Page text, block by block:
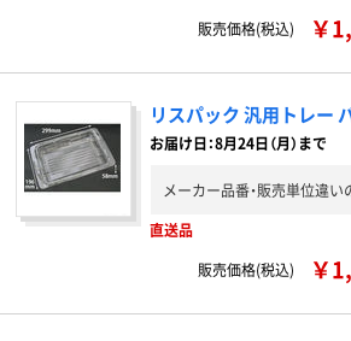
販売価格(税込)
￥
リスパック 汎用トレー
お届け日：8月24日（月）まで
メーカー品番・販売単位違い
直送品
販売価格(税込)
￥